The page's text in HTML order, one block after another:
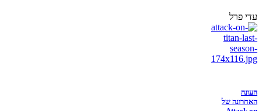
עדי פרל
העונה
האחרונה של